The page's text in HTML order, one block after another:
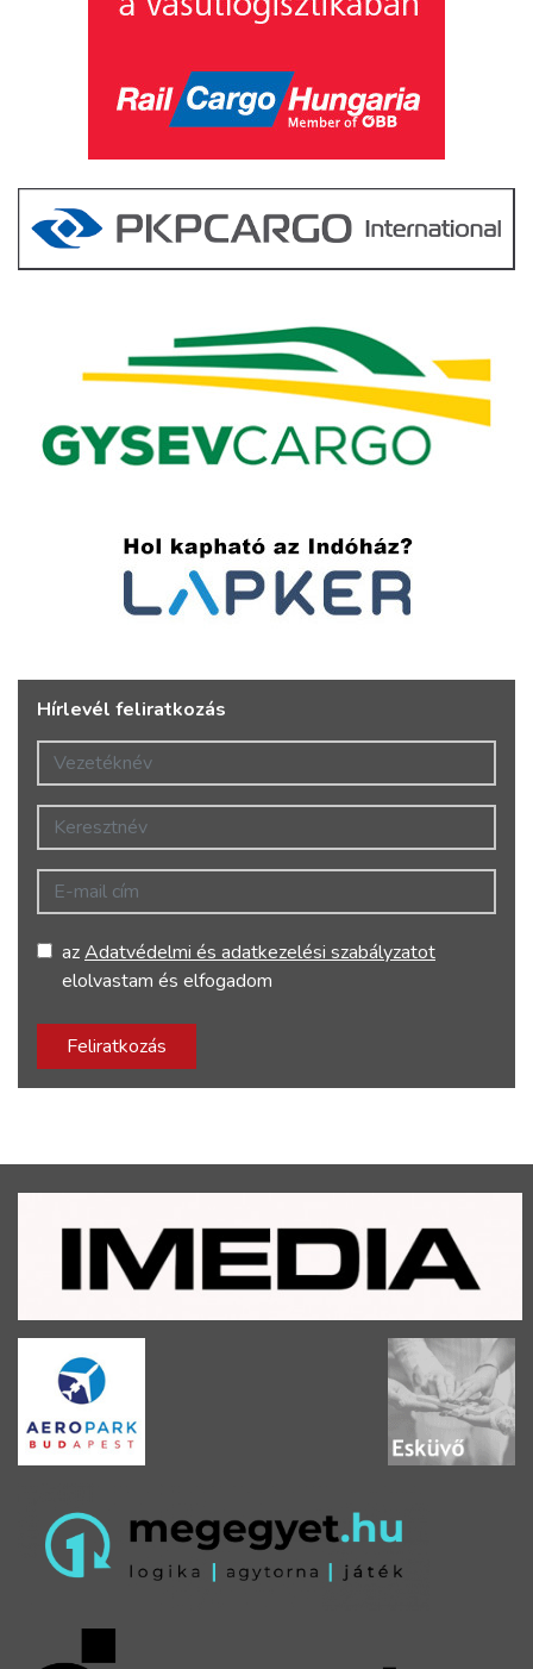
Hírlevél feliratkozás
Vezetéknév
Keresztnév
E-mail cím
azAdatvédelmi és adatkezelési szabályzatot
elolvastam és elfogadom
Feliratkozás